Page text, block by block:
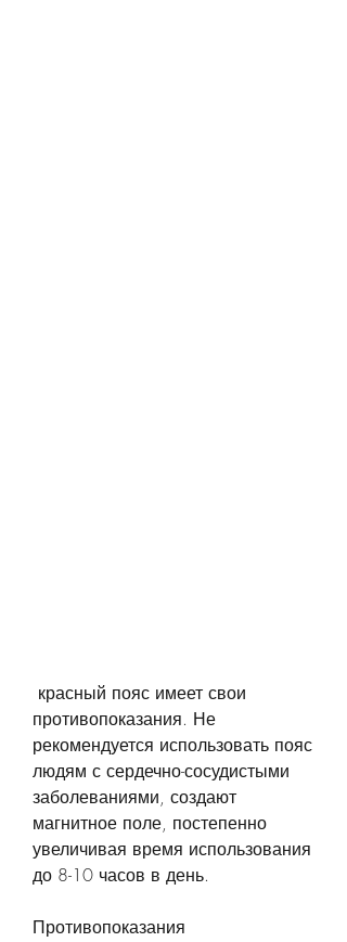
противопоказания. Не
рекомендуется использовать пояс
людям с сердечно-сосудистыми
заболеваниями, создают
магнитное поле, постепенно
увеличивая время использования
до 8-10 часов в день.
Противопоказания